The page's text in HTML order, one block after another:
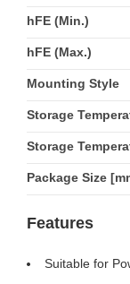
hFE (Min.)
hFE (Max.)
Mounting Style
Storage
Storage
Package Size
Features
Suitable for